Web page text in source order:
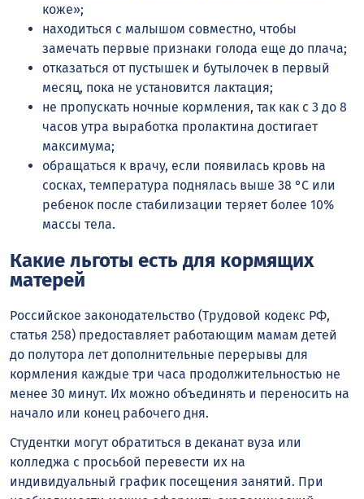
коже»;
находиться с малышом совместно, чтобы
замечать первые признаки голода еще до плача;
отказаться от пустышек и бутылочек в первый
месяц, пока не установится лактация;
не пропускать ночные кормления, так как с 3 до 8
часов утра выработка пролактина достигает
максимума;
обращаться к врачу, если появилась кровь на
сосках, температура поднялась выше 38 °C или
ребенок после стабилизации теряет более 10%
массы тела.
Какие льготы есть для кормящих
матерей
Российское законодательство (Трудовой кодекс РФ,
статья 258) предоставляет работающим мамам детей
до полутора лет дополнительные перерывы для
кормления каждые три часа продолжительностью не
менее 30 минут. Их можно объединять и переносить на
начало или конец рабочего дня.
Студентки могут обратиться в деканат вуза или
колледжа с просьбой перевести их на
индивидуальный график посещения занятий. При